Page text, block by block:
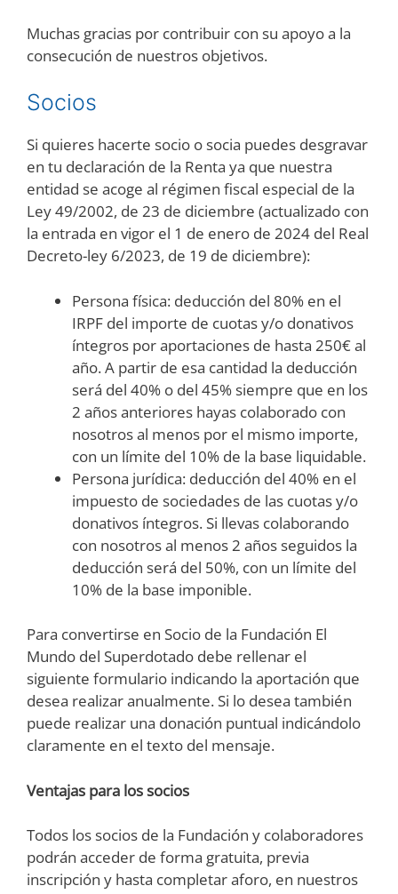
Muchas gracias por contribuir con su apoyo a la
consecución de nuestros objetivos.
Socios
Si quieres hacerte socio o socia puedes desgravar
en tu declaración de la Renta ya que nuestra
entidad se acoge al régimen fiscal especial de la
Ley 49/2002, de 23 de diciembre (actualizado con
la entrada en vigor el 1 de enero de 2024 del Real
Decreto-ley 6/2023, de 19 de diciembre):
Persona física: deducción del 80% en el
IRPF del importe de cuotas y/o donativos
íntegros por aportaciones de hasta 250€ al
año. A partir de esa cantidad la deducción
será del 40% o del 45% siempre que en los
2 años anteriores hayas colaborado con
nosotros al menos por el mismo importe,
con un límite del 10% de la base liquidable.
Persona jurídica: deducción del 40% en el
impuesto de sociedades de las cuotas y/o
donativos íntegros. Si llevas colaborando
con nosotros al menos 2 años seguidos la
deducción será del 50%, con un límite del
10% de la base imponible.
Para convertirse en Socio de la Fundación El
Mundo del Superdotado debe rellenar el
siguiente formulario indicando la aportación que
desea realizar anualmente. Si lo desea también
puede realizar una donación puntual indicándolo
claramente en el texto del mensaje.
Ventajas para los socios
Todos los socios de la Fundación y colaboradores
podrán acceder de forma gratuita, previa
inscripción y hasta completar aforo, en nuestros